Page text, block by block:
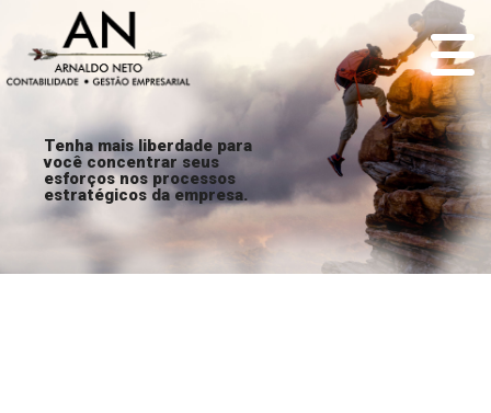
Tenha mais liberdade para
você concentrar seus
esforços nos processos
estratégicos da empresa.